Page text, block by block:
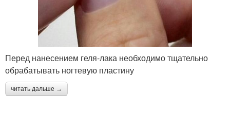
Перед нанесением геля-лака необходимо тщательно
обрабатывать ногтевую пластину
читать дальше →